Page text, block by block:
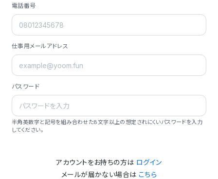
電話番号
仕事用メールアドレス
パスワード
半角英数字と記号を組み合わせた8文字以上の想定されにくいパスワードを入力
してください。
アカウントをお持ちの方は ログイン
メールが届かない場合は こちら